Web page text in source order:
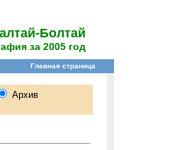
Болтай
за 2005 год